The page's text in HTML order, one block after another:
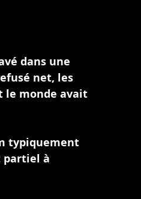
dans une
net, les
le monde avait
typiquement
partiel à